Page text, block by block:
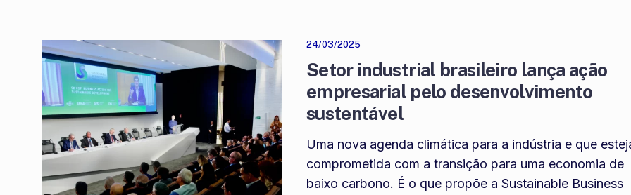
24/03/2025
Setor industrial brasileiro lança ação
empresarial pelo desenvolvimento
sustentável
Uma nova agenda climática para a indústria e que
comprometida com a transição para uma economia de
baixo carbono. É o que propõe a Sustainable Business